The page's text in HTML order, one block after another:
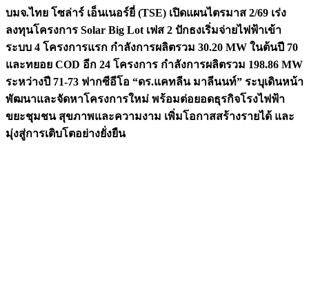
บมจ.ไทย โซล่าร์ เอ็นเนอร์ยี่ (TSE) เปิดแผนไตรมาส 2/69 เร่ง
ลงทุนโครงการ Solar Big Lot เฟส 2 ปักธงเริ่มจ่ายไฟฟ้าเข้า
ระบบ 4 โครงการแรก กำลังการผลิตรวม 30.20 MW ในต้นปี 70
และทยอย COD อีก 24 โครงการ กำลังการผลิตรวม 198.86 MW
ระหว่างปี 71-73 ฟากซีอีโอ “ดร.แคทลีน มาลีนนท์” ระบุเดินหน้า
พัฒนาและจัดหาโครงการใหม่ พร้อมต่อยอดธุรกิจโรงไฟฟ้า
ขยะชุมชน สุขภาพและความงาม เพิ่มโอกาสสร้างรายได้ และ
มุ่งสู่การเติบโตอย่างยั่งยืน